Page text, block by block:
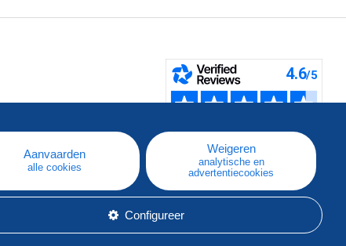
Aanvaarden
alle cookies
Weigeren
analytische en
advertentiecookies
Configureer